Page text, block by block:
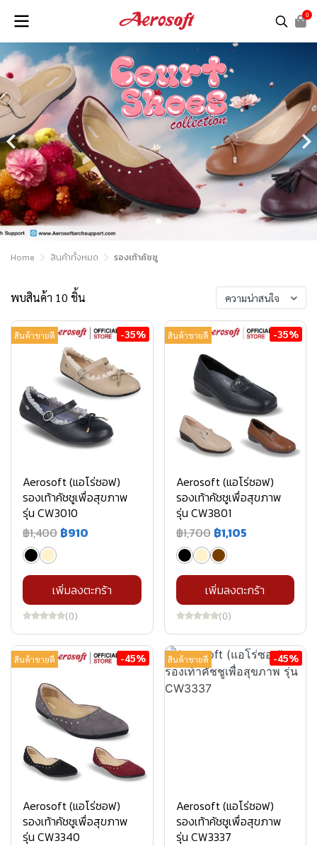
0
Home สินค้าทั้งหมด รองเท้าคัชชู
พบสินค้า 10 ชิ้น ความน่าสนใจ
สินค้าขายดี -35%
Aerosoft (แอโร่ซอฟ)
รองเท้าคัชชูเพื่อสุขภาพ
รุ่น CW3010
฿1,400 ฿910
เพิ่มลงตะกร้า
(0)
สินค้าขายดี -35%
Aerosoft (แอโร่ซอฟ)
รองเท้าคัชชูเพื่อสุขภาพ
รุ่น CW3801
฿1,700 ฿1,105
เพิ่มลงตะกร้า
(0)
สินค้าขายดี -45%
Aerosoft (แอโร่ซอฟ)
รองเท้าคัชชูเพื่อสุขภาพ
รุ่น CW3340
สินค้าขายดี -45%
Aerosoft (แอโร่ซอฟ)
รองเท้าคัชชูเพื่อสุขภาพ
รุ่น CW3337